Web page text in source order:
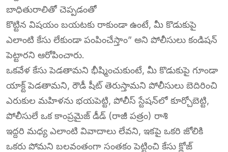
బాధితురాలితో చెప్పడంతో
కొట్టిన విషయం బయటకు రాకుండా ఉంటే, మీ కొడుకుపై
ఎలాంటి కేసు లేకుండా పంపించేస్తాం” అని పోలీసులు కండిషన్
పెట్టారని ఆరోపించారు.
ఒకవేళ కేసు పెడతామని భీష్మించుకుంటే, మీ కొడుకుపై గూండా
యాక్ట్ పెడతామని, రౌడీ షీట్ తెరుస్తామని పోలీసులు బెదిరించి
ఎరుకుల మహిళను భయపెట్టి, పోలీస్ స్టేషన్‌లో కూర్చోబెట్టి,
పోలీసులే ఒక కాంప్రమైజ్ డీడ్ (రాజీ పత్రం) రాశి
ఇద్దరి మధ్య ఎలాంటి వివాదాలు లేవని, ఇకపై ఒకరి జోలికి
ఒకరు పోమని బలవంతంగా సంతకం పెట్టించి కేసు క్లోజ్